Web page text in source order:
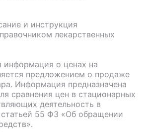
и инструкция
лекарственных
информация о ценах на
предложением о продаже
Информация предназначена
сравнения цен в стационарных
деятельность в
статьей 55 ФЗ «Об обращении